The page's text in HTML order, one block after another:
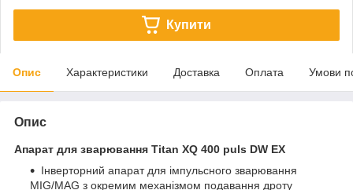
Купити
Опис Характеристики Доставка Оплата Умови
Опис
Апарат для зварювання Titan XQ 400 puls DW EX
Інверторний апарат для імпульсного зварювання
MIG/MAG з окремим механізмом подавання дроту